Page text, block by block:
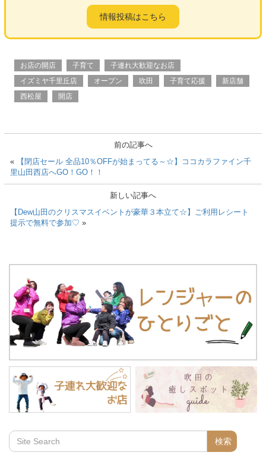
o
k
情報投稿はこちら
お店の開店 子育て
子連れ大歓迎なお店
イズミヤ千里丘店
オープン 吹田 子育て応援
新店舗
西松屋
開店
前の記事へ
«
【閉店セール 全品10％OFFが始まってる～☆】ココカラファイン千
里山田西店へGO！GO！！
新しい記事へ
【Dew山田のクリスマスイベントが豪華３本立て☆】ご利用レシート
提示で無料で参加♡ »